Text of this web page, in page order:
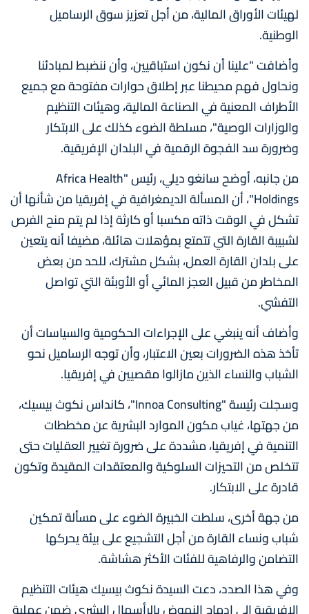
لهيئات الأوراق المالية، من أجل تعزيز سوق الرساميل
الوطنية.
وأضافت "علينا أن نكون استباقيين، وأن ننضبط لمبادئنا
ونحاول فهم محيطنا عبر إطلاق حوارات مفتوحة مع جميع
الأطراف المعنية في الصناعة المالية، وهيئات التنظيم
والوزارات الوصية"، مسلطة الضوء كذلك على الابتكار
وضرورة سد الفجوة الرقمية في البلدان الإفريقية.
من جانبه، أوضح سانغو ديلي، رئيس "Africa Health
Holdings"، أن المسألة الديمغرافية في إفريقيا من شأنها أن
تشكل في الوقت ذاته مكسبا أو كارثة إذا لم يتم منح الفرص
لشبيبة القارة التي تتمتع بمؤهلات هائلة، مضيفا أنه يتعين
على بلدان القارة العمل، بشكل مشترك، للحد من بعض
المخاطر من قبيل العجز المائي أو الأوبئة التي تواصل
التفشي.
وأضاف أنه ينبغي على الإجراءات الحكومية والسياسات أن
تأخذ هذه الضرورات بعين الاعتبار، وأن توجه الرساميل نحو
الشباب والنساء الذين مازالوا مقصيين في إفريقيا.
وسجلت رئيسة "Innoa Consulting"، كانداس نكوث بيسيك،
من جهتها، غياب مكون الموارد البشرية عن مخططات
التنمية في إفريقيا، مشددة على ضرورة تغيير العقليات حتى
تتخلص من التحيزات السلوكية والمعتقدات المقيدة وتكون
قادرة على الابتكار.
من جهة أخرى، سلطت الخبيرة الضوء على مسألة تمكين
شباب ونساء القارة من أجل التشجيع على بيئة يحركها
التضامن والرفاهية للفئات الأكثر هشاشة.
وفي هذا الصدد، دعت السيدة نكوث بيسيك هيئات التنظيم